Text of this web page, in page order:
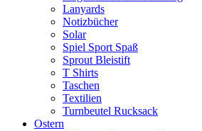
Lanyards
Notizbücher
Solar
Spiel Sport Spaß
Sprout Bleistift
T Shirts
Taschen
Textilien
Turnbeutel Rucksack
Ostern